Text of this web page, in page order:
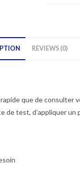
REVIEWS (0)
que de consulter
de test, d’appliquer